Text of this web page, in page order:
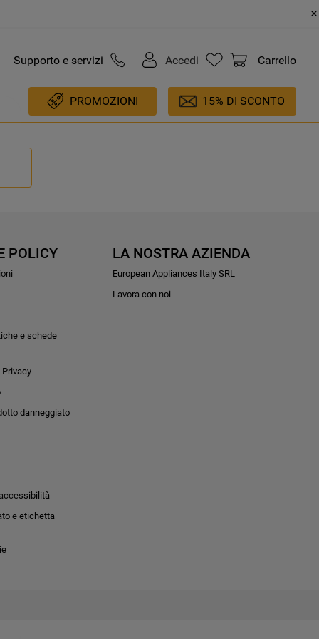
Supporto e servizi Accedi Carrello
PROMOZIONI 15% DI SCONTO
POLICY
e schede
danneggiato
e etichetta
LA NOSTRA AZIENDA
European Appliances Italy SRL
Lavora con noi